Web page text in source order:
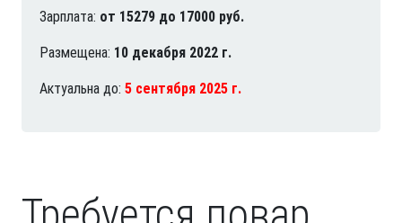
Зарплата: от 15279 до 17000 руб.
Размещена: 10 декабря 2022 г.
Актуальна до: 5 сентября 2025 г.